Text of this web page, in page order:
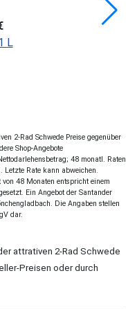
L
2-Rad Schwede Preise gegenüber
Shop-Angebote
48 monatl. Raten
Letzte Rate kann abweichen.
48 Monaten entspricht einem
Ein Angebot der Santander
Die Angaben stellen
dar.
attrativen 2-Rad Schwede
Preisen oder durch